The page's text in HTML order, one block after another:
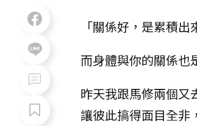
「關係好，是累積出
而身體與你的關係也
昨天我跟馬修兩個又
讓彼此搞得面目全非